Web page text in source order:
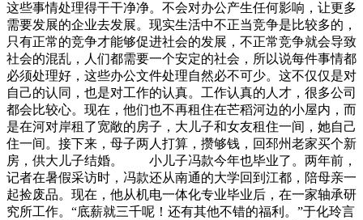
这些事情处理得干干净净。不会对办公产生任何影响，让更多
需要发展的企业去发展。现实生活中不正当竞争是比较多的，
只有正常的竞争才能够促进社会的发展，不正常竞争就会导致
社会的混乱，人们都需要一个安定的社会，所以说每件事情都
必须处理好，这些办公文件处理自然必不可少。这不仅仅是对
自己的认同，也是对工作的认真。工作认真的人才，很多公司
都会比较心。现在，他们也不再租住在芒稻河边的小屋内，而
是在河对岸租了宽敞的房子，大儿子和女友租住一间，她自己
住一间。接下来，母子两人打算，攒够钱，回邳州老家买个新
房，供大儿子结婚。 小儿子冯款今年也毕业了。两年前，
记者在暑假采访时，冯款还从南通的大学回到江都，陪母亲一
起捡废品。现在，他从机电一体化专业毕业后，在一家轴承研
究所工作。“底薪就三千呢！还有其他不错的福利。”于化玲言